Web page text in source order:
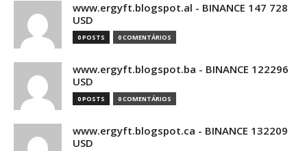
www.ergyft.blogspot.al - BINANCE 147 728
USD
0 POSTS 0 COMENTÁRIOS
www.ergyft.blogspot.ba - BINANCE 122296
USD
0 POSTS 0 COMENTÁRIOS
www.ergyft.blogspot.ca - BINANCE 132209
USD